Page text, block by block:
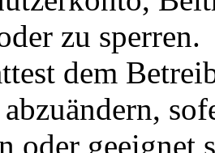
zu sperren.
dem
oder geeignet